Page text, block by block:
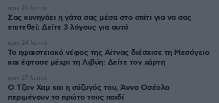
Σας κυνηγάει η γάτα σας μέσα στο σπίτι για να σας
επιτεθεί; Δείτε 3 λόγους για αυτό
πριν 21 λεπτά
Το ηφαιστειακό νέφος της Αίτνας διέσχισε τη Μεσόγειο
και έφτασε μέχρι τη Λιβύη: Δείτε τον χάρτη
πριν 24 λεπτά
Ο Τζον Χαμ και η σύζυγός του, Άννα Οσέολα
περιμένουν το πρώτο τους παιδί
πριν 27 λεπτά